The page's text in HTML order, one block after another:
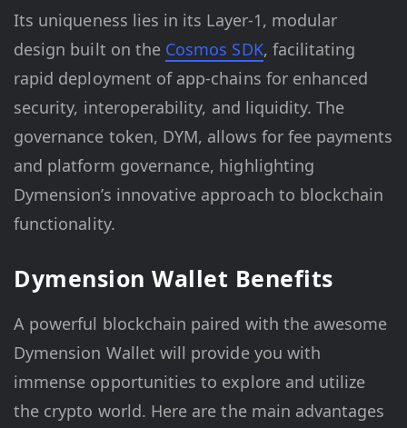
Its uniqueness lies in its Layer-1, modular
design built on the Cosmos SDK, facilitating
rapid deployment of app-chains for enhanced
security, interoperability, and liquidity. The
governance token, DYM, allows for fee payments
and platform governance, highlighting
Dymension’s innovative approach to blockchain
functionality​​.
Dymension Wallet Benefits
A powerful blockchain paired with the awesome
Dymension Wallet will provide you with
immense opportunities to explore and utilize
the crypto world. Here are the main advantages